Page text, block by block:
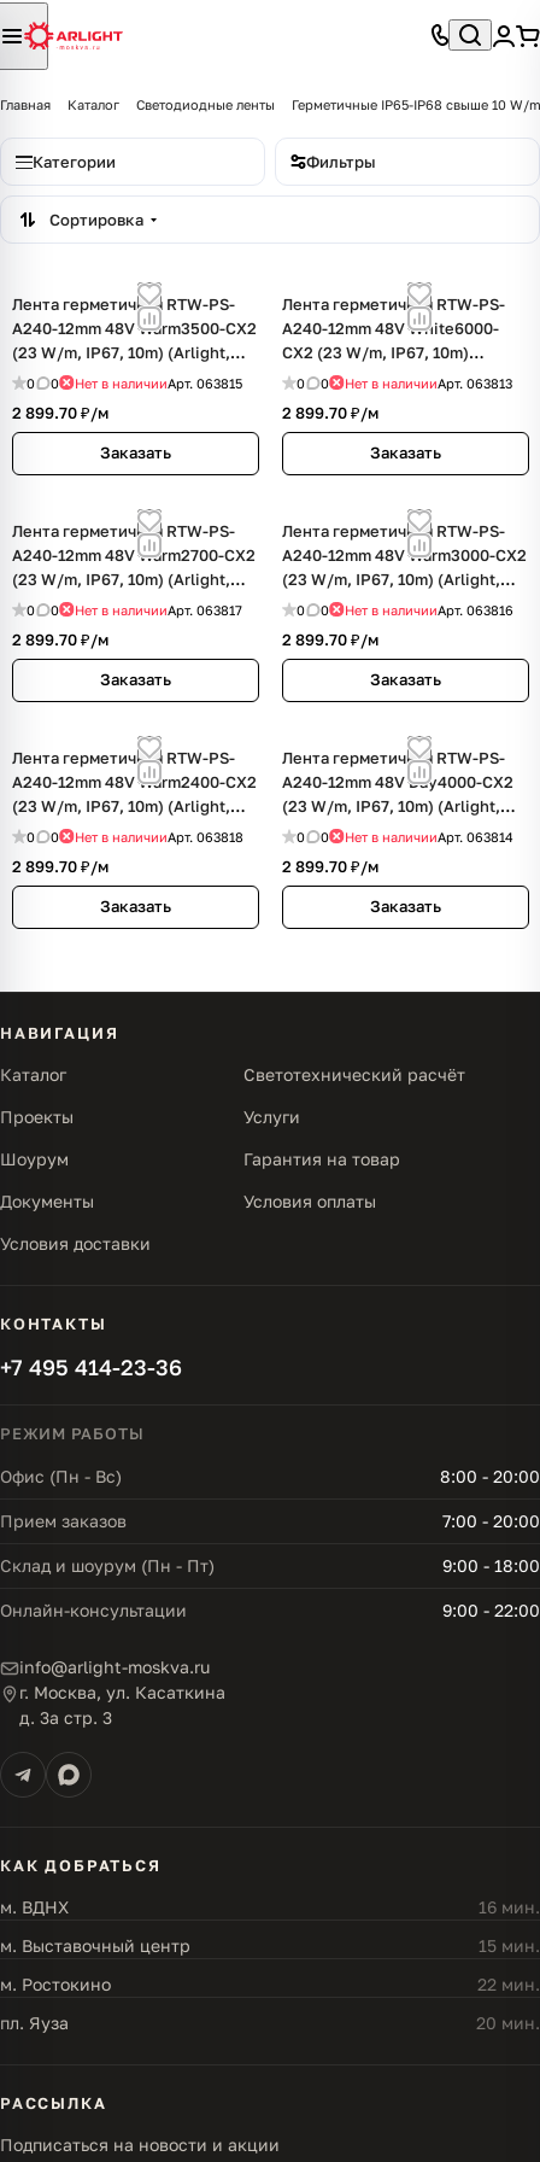
Главная Каталог Светодиодные ленты Герметичные IP65-IP68 свыше 10 W/m
Категории Фильтры
Сортировка
Лента герметичная RTW-PS-
A240-12mm 48V Warm3500-CX2
(23 W/m, IP67, 10m) (Arlight,
CRI>90)
0 0 Нет в наличииАрт. 063815
2 899.70 ₽/м
Заказать
Лента герметичная RTW-PS-
A240-12mm 48V White6000-
CX2 (23 W/m, IP67, 10m)
(Arlight, CRI>90)
0 0 Нет в наличииАрт. 063813
2 899.70 ₽/м
Заказать
Лента герметичная RTW-PS-
A240-12mm 48V Warm2700-CX2
(23 W/m, IP67, 10m) (Arlight,
CRI>90)
0 0 Нет в наличииАрт. 063817
2 899.70 ₽/м
Заказать
Лента герметичная RTW-PS-
A240-12mm 48V Warm3000-CX2
(23 W/m, IP67, 10m) (Arlight,
CRI>90)
0 0 Нет в наличииАрт. 063816
2 899.70 ₽/м
Заказать
Лента герметичная RTW-PS-
A240-12mm 48V Warm2400-CX2
(23 W/m, IP67, 10m) (Arlight,
CRI>90)
0 0 Нет в наличииАрт. 063818
2 899.70 ₽/м
Заказать
Лента герметичная RTW-PS-
A240-12mm 48V Day4000-CX2
(23 W/m, IP67, 10m) (Arlight,
CRI>90)
0 0 Нет в наличииАрт. 063814
2 899.70 ₽/м
Заказать
НАВИГАЦИЯ
Каталог Светотехнический расчёт
Проекты Услуги
Шоурум Гарантия на товар
Документы Условия оплаты
Условия доставки
КОНТАКТЫ
+7 495 414-23-36
РЕЖИМ РАБОТЫ
Офис (Пн - Вс) 8:00 - 20:00
Прием заказов 7:00 - 20:00
Склад и шоурум (Пн - Пт) 9:00 - 18:00
Онлайн-консультации 9:00 - 22:00
info@arlight-moskva.ru
г. Москва, ул. Касаткина
д. 3а стр. 3
КАК ДОБРАТЬСЯ
м. ВДНХ
16 мин.
м. Выставочный центр
15 мин.
м. Ростокино
22 мин.
пл. Яуза
20 мин.
РАССЫЛКА
Подписаться на новости и акции